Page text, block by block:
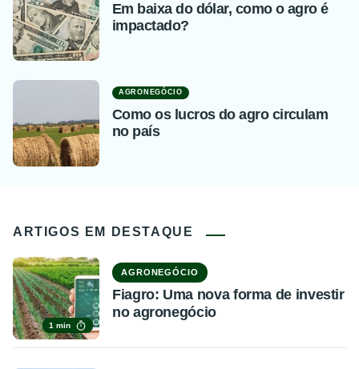
Em baixa do dólar, como o agro é
impactado?
AGRONEGÓCIO
Como os lucros do agro circulam
no país
ARTIGOS EM DESTAQUE
1 min
AGRONEGÓCIO
Fiagro: Uma nova forma de investir
no agronegócio